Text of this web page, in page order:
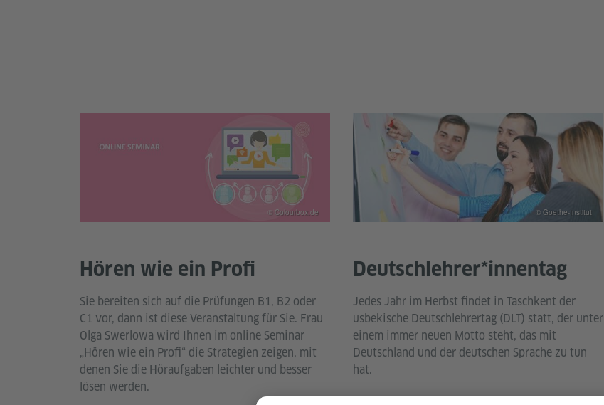
Hören wie ein Profi
Sie bereiten sich auf die Prüfungen B1, B2 oder
C1 vor, dann ist diese Veranstaltung für Sie. Frau
Olga Swerlowa wird Ihnen im online Seminar
„Hören wie ein Profi“ die Strategien zeigen, mit
denen Sie die Höraufgaben leichter und besser
lösen werden.
© Colourbox.de
Deutschlehrer*innentag
Jedes Jahr im Herbst findet in Taschkent der
usbekische Deutschlehrertag (DLT) statt, der unter
einem immer neuen Motto steht, das mit
Deutschland und der deutschen Sprache zu tun
hat.
© Goethe-Institut